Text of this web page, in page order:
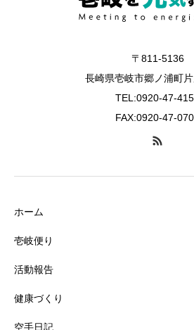
〒811-5136
長崎県壱岐市郷ノ浦町
TEL:0920-47-
FAX:0920-47-
ホーム
壱岐便り
活動報告
健康づくり
空手日記